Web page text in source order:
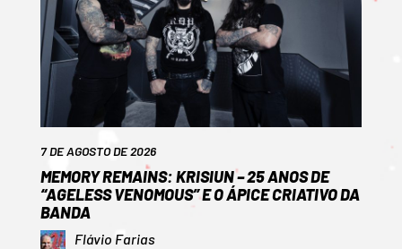
7 DE AGOSTO DE 2026
MEMORY REMAINS: KRISIUN – 25 ANOS DE
“AGELESS VENOMOUS” E O ÁPICE CRIATIVO DA
BANDA
Flávio Farias